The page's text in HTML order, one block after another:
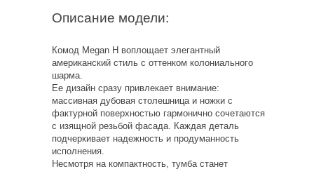
Описание модели:
Комод Megan H воплощает элегантный
американский стиль с оттенком колониального
шарма.
Ее дизайн сразу привлекает внимание:
массивная дубовая столешница и ножки с
фактурной поверхностью гармонично сочетаются
с изящной резьбой фасада. Каждая деталь
подчеркивает надежность и продуманность
исполнения.
Несмотря на компактность, тумба станет